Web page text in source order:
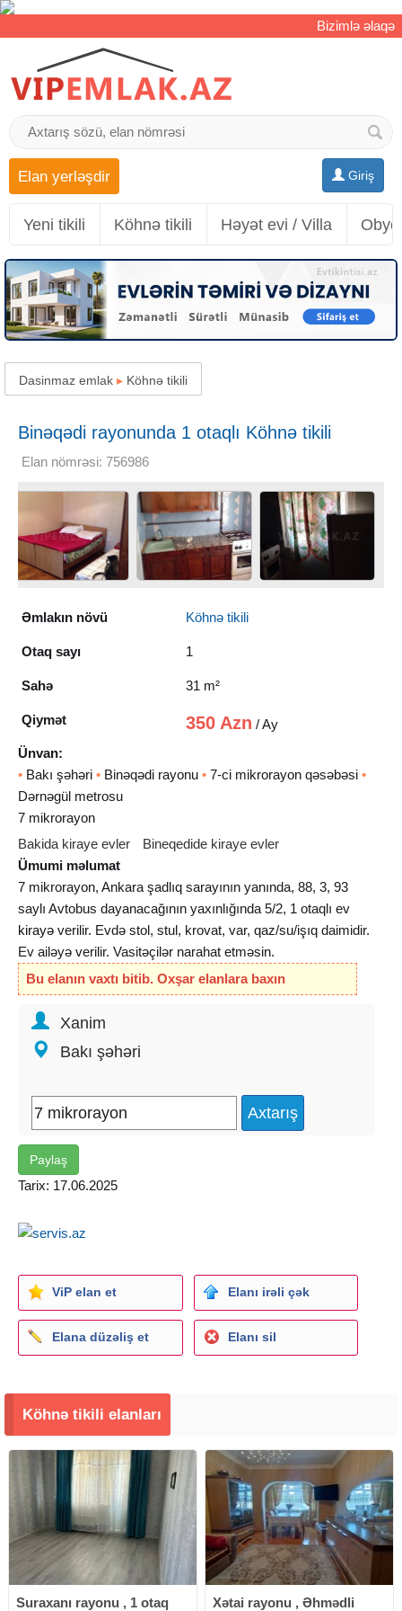
Bizimlə əlaqə
Giriş
Elan yerləşdir
Yeni tikili Köhnə tikili Həyət evi / Villa
Dasinmaz emlak ▸ Köhnə tikili
Binəqədi rayonunda 1 otaqlı Köhnə tikili
Kirayə verilir, 31 m²
Elan nömrəsi: 756986
Əmlakın növü Köhnə tikili
Otaq sayı 1
Sahə 31 m²
Qiymət 350 Azn / Ay
Ünvan:
• Bakı şəhəri • Binəqədi rayonu • 7-ci mikrorayon qəsəbəsi •
Dərnəgül metrosu
7 mikrorayon
Bakida kiraye evler
Bineqedide kiraye evler
Ümumi məlumat
7 mikrorayon, Ankara şadlıq sarayının yanında, 88, 3, 93
saylı Avtobus dayanacağının yaxınlığında 5/2, 1 otaqlı ev
kirayə verilir. Evdə stol, stul, krovat, var, qaz/su/işıq daimidir.
Ev ailəyə verilir. Vasitəçilər narahat etməsin.
Bu elanın vaxtı bitib. Oxşar elanlara baxın
Xanim
Bakı şəhəri
Paylaş
Tarix: 17.06.2025
ViP elan et Elanı irəli çək
Elana düzəliş et Elanı sil
Köhnə tikili elanları
Suraxanı rayonu , 1 otaq
Xətai rayonu , Əhmədli